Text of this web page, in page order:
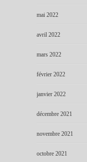
mai 2022
avril 2022
mars 2022
février 2022
janvier 2022
décembre 2021
novembre 2021
octobre 2021